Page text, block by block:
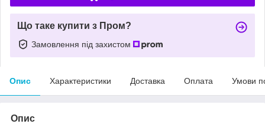
Що таке купити з Пром?
Замовлення під захистом
Опис Характеристики Доставка Оплата Умови
Опис